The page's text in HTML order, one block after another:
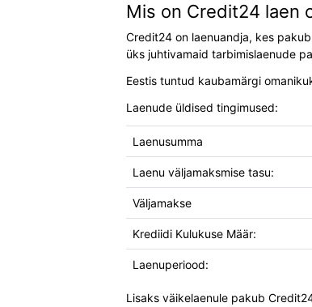
Mis on Credit24 laen
Credit24 on laenuandja, kes
üks juhtivamaid tarbimislaenude
Eestis tuntud kaubamärgi
Laenude üldised tingimused:
Laenusumma
Laenu väljamaksmise tasu:
Väljamakse
Krediidi Kulukuse Määr:
Laenuperiood:
Lisaks väikelaenule pakub